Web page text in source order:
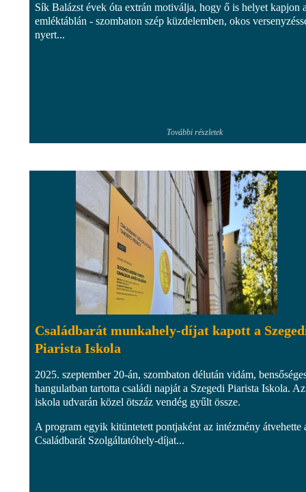
Sík Balázst évek óta extrán motiválja, hogy ő is helyet kapjon
emléktáblán - szombaton szép küzdelemben, okos
nyert...
További részletek
Családbarát munkahely-díjat kapott a
Piarista Iskola
2025. szeptember 20-án, szombaton délután vidám,
hangulatban tartotta családi napját a Szegedi Piarista Iskola. Az
iskola udvarán közel ötszáz vendég gyűlt össze.
A program egyik kitüntetett pontjaként az intézmény átvehette
Családbarát Szolgáltatóhely-díjat...